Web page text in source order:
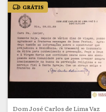
GRÁTIS
Dom José Carlos de Lima Vaz